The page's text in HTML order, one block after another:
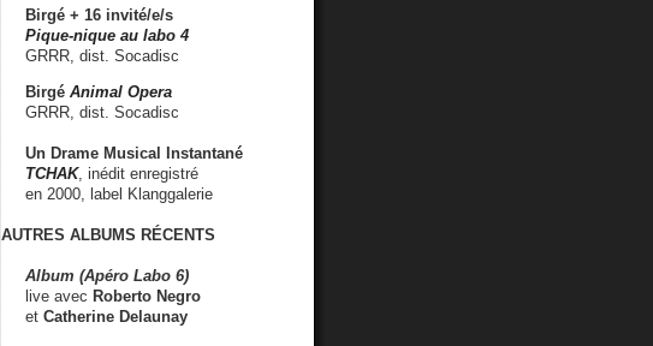
Birgé + 16 invité/e/s
Pique-nique au labo 4
GRRR, dist. Socadisc
Birgé Animal Opera
GRRR, dist. Socadisc
Un Drame Musical Instantané
TCHAK, inédit enregistré
en 2000, label Klanggalerie
AUTRES ALBUMS RÉCENTS
Album (Apéro Labo 6)
live avec Roberto Negro
et Catherine Delaunay